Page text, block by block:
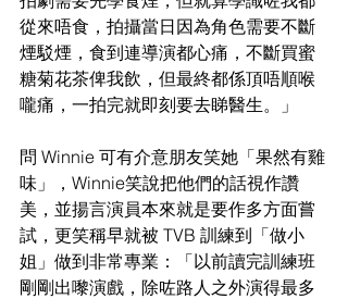
從來唔食，拍攝當日因為角色需要不斷
煙駁煙，食到連導演都心痛，不斷買蜜
糖菊花茶俾我飲，但最終都係頂唔順喉
嚨痛，一拍完就即刻要去睇醫生。」
問 Winnie 可有介意朋友笑她「果然有雞
味」，Winnie笑說把他們的話視作讚
美，並揚言演員本來就是要作多方面嘗
試，更笑稱早就被 TVB 訓練到「做小
姐」做到非常專業：「以前讀完訓練班
剛剛出嚟演戲，除咗路人之外演得最多